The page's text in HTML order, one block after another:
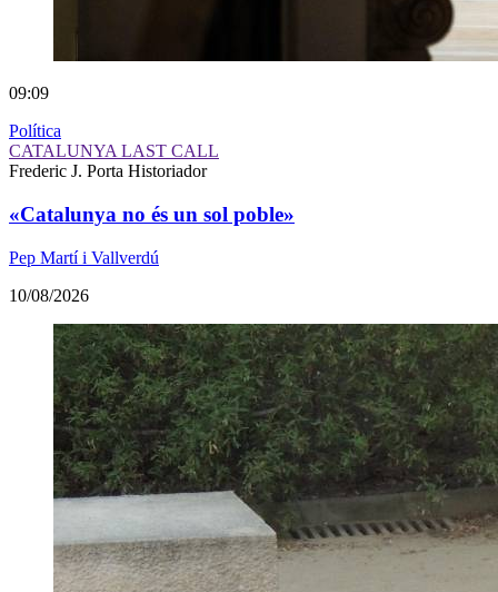
09:09
Política
CATALUNYA LAST CALL
Frederic J. Porta Historiador
«Catalunya no és un sol poble»
Pep Martí i Vallverdú
10/08/2026